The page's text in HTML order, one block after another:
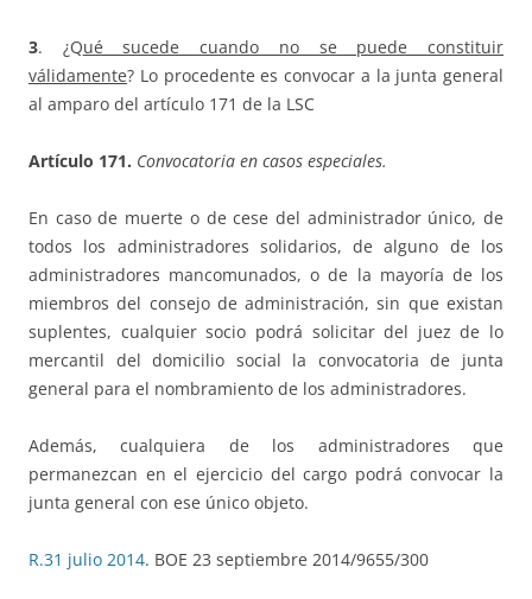
3. ¿Qué sucede cuando no se puede constituir
válidamente? Lo procedente es convocar a la junta general
al amparo del artículo 171 de la LSC
Artículo 171. Convocatoria en casos especiales.
En caso de muerte o de cese del administrador único, de
todos los administradores solidarios, de alguno de los
administradores mancomunados, o de la mayoría de los
miembros del consejo de administración, sin que existan
suplentes, cualquier socio podrá solicitar del juez de lo
mercantil del domicilio social la convocatoria de junta
general para el nombramiento de los administradores.
Además, cualquiera de los administradores que
permanezcan en el ejercicio del cargo podrá convocar la
junta general con ese único objeto.
R.31 julio 2014. BOE 23 septiembre 2014/9655/300